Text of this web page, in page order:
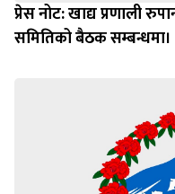
प्रेस नोट: खाद्य प्रणाली
समितिको बैठक सम्बन्धमा।